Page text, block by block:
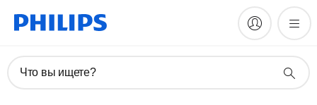
Что вы ищете?